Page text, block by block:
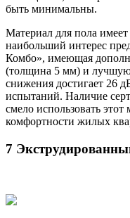
быть минимальны.
Материал для пола
наибольший интерес
Комбо», имеющая
(толщина 5 мм) и лучшую
снижения достигает 26
испытаний. Наличие
смело использовать
комфортности жилых
7